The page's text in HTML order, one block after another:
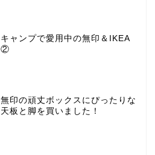
キャンプで愛用中の無印＆IKEA
②
無印の頑丈ボックスにぴったりな
天板と脚を買いました！